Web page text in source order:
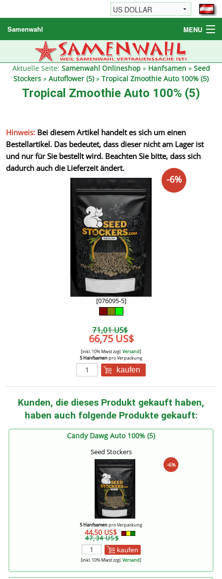
Samenwahl MENU
Hanfsamen
Weitere Produkte
Aktuelle Seite: Samenwahl Onlineshop» Hanfsamen » Seed
Stockers » Autoflower (5)» Tropical Zmoothie Auto 100% (5)
Tropical Zmoothie Auto 100% (5)
Hinweis: Bei diesem Artikel handelt es sich um einen
Bestellartikel. Das bedeutet, dass dieser nicht am Lager ist
und nur für Sie bestellt wird. Beachten Sie bitte, dass sich
dadurch auch die Lieferzeit ändert.
[076095-5]
71,01 US$
66,75 US$
[inkl. 10% Mwst zzgl.Versand]
5 Hanfsamenpro Verpackung
kaufen
-6%
Kunden, die dieses Produkt gekauft haben,
haben auch folgende Produkte gekauft:
Candy Dawg Auto 100% (5)
Seed Stockers
-6%
5 Hanfsamenpro Verpackung
44,50 US$
47,34 US$
kaufen
[inkl. 10% Mwst zzgl.Versand]